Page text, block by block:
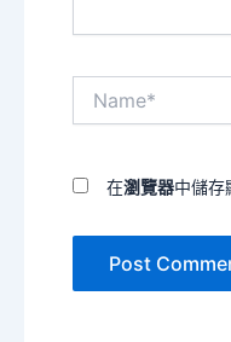
在瀏覽器中儲存